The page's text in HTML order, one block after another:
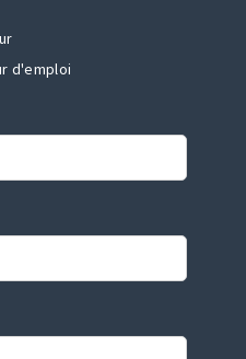
d'emploi